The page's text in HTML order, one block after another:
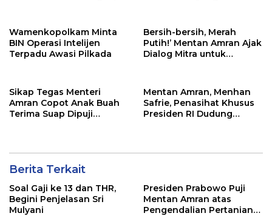
Wamenkopolkam Minta
BIN Operasi Intelijen
Terpadu Awasi Pilkada
Bersih-bersih, Merah
Putih!’ Mentan Amran Ajak
Dialog Mitra untuk
Sikap Tegas Menteri
Amran Copot Anak Buah
Terima Suap Dipuji
Mentan Amran, Menhan
Safrie, Penasihat Khusus
Presiden RI Dudung
Berita Terkait
Soal Gaji ke 13 dan THR,
Begini Penjelasan Sri
Mulyani
Presiden Prabowo Puji
Mentan Amran atas
Pengendalian Pertanian